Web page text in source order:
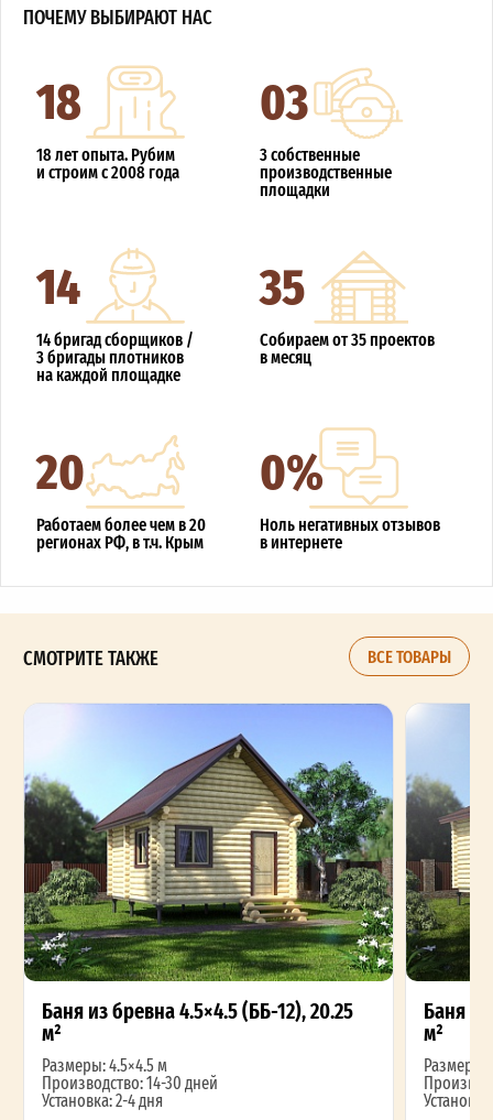
ПОЧЕМУ ВЫБИРАЮТ НАС
18
18 лет опыта. Рубим
и строим с 2008 года
03
3 собственные
производственные
площадки
14
14 бригад сборщиков /
3 бригады плотников
на каждой площадке
35
Собираем от 35 проектов
в месяц
20
Работаем более чем в 20
регионах РФ, в т.ч. Крым
0%
Ноль негативных отзывов
в интернете
СМОТРИТЕ ТАКЖЕ ВСЕ ТОВАРЫ
Баня из бревна 4.5×4.5 (ББ-12), 20.25
м²
Размеры: 4.5×4.5 м
Производство: 14-30 дней
Установка: 2-4 дня
Баня
м²
Размеры: